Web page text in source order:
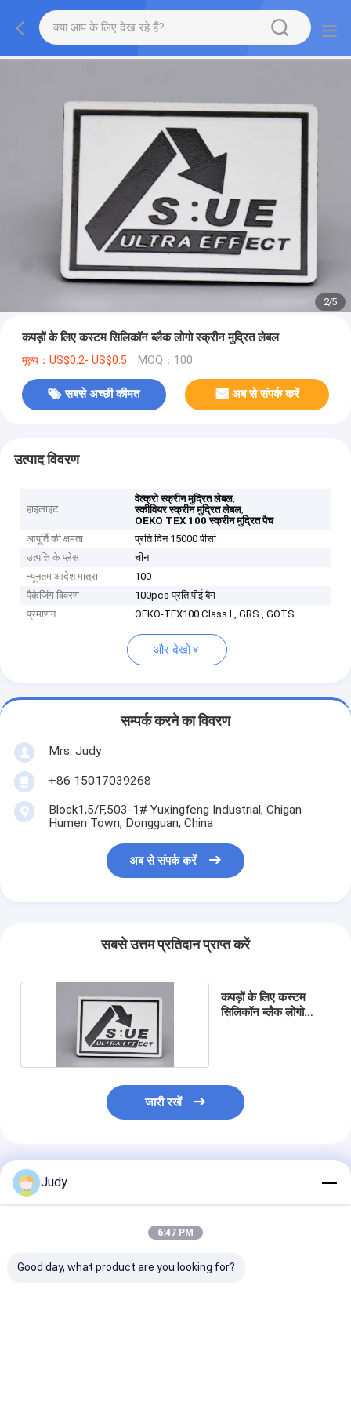
2/5
कपड़ों के लिए कस्टम सिलिकॉन ब्लैक लोगो स्क्रीन मुद्रित लेबल
मूल्य：US$0.2- US$0.5 MOQ：100
सबसे अच्छी कीमत अब से संपर्क करें
उत्पाद विवरण
हाइलाइट
वेल्क्रो स्क्रीन मुद्रित लेबल,
स्कीवियर स्क्रीन मुद्रित लेबल,
OEKO TEX 100 स्क्रीन मुद्रित पैच
आपूर्ति की क्षमता
प्रति दिन 15000 पीसी
उत्पत्ति के प्लेस
चीन
न्यूनतम आदेश मात्रा
100
पैकेजिंग विवरण
100pcs प्रति पीई बैग
प्रमाणन
OEKO-TEX100 Class I , GRS , GOTS
और देखो
सम्पर्क करने का विवरण
Mrs. Judy
+86 15017039268
Block1,5/F,503-1# Yuxingfeng Industrial, Chigan
Humen Town, Dongguan, China
अब से संपर्क करें
सबसे उत्तम प्रतिदान प्राप्त करें
कपड़ों के लिए कस्टम
सिलिकॉन ब्लैक लोगो
जारी रखें
अनुशंसित उत्पाद
Judy
6:47 PM
Good day, what product are you looking for?